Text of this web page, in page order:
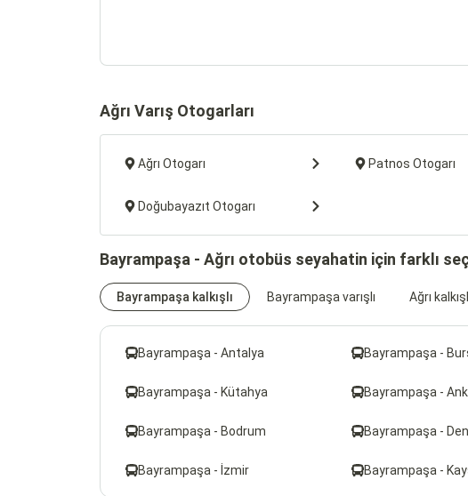
Ağrı Varış Otogarları
Ağrı Otogarı Patnos Otogarı
Doğubayazıt Otogarı
Bayrampaşa - Ağrı otobüs seyahatin için farklı
Bayrampaşa kalkışlı Bayrampaşa varışlı Ağrı
Bayrampaşa - Antalya Bayrampaşa -
Bayrampaşa - Kütahya Bayrampaşa -
Bayrampaşa - Bodrum Bayrampaşa -
Bayrampaşa - İzmir Bayrampaşa -